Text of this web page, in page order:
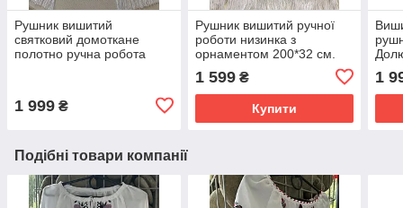
Рушник вишитий
святковий домоткане
полотно ручна робота
1 999 ₴
Рушник вишитий ручної
роботи низинка з
орнаментом 200*32 см.
1 599₴
Купити
1
Подібні товари компанії